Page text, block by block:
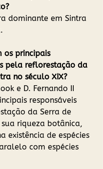
dominante em Sintra
os principais
pela reflorestação da
no século XIX?
e D. Fernando II
responsáveis
da Serra de
riqueza botânica,
existência de espécies
com espécies